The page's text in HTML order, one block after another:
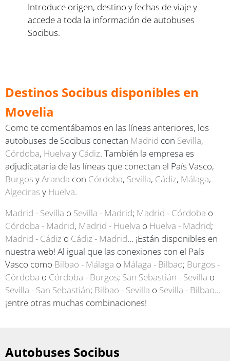
Introduce origen, destino y fechas de viaje y
accede a toda la información de autobuses
Socibus.
Destinos Socibus disponibles en
Movelia
Como te comentábamos en las líneas anteriores, los
autobuses de Socibus conectan Madrid con Sevilla,
Córdoba, Huelva y Cádiz. También la empresa es
adjudicataria de las líneas que conectan el País Vasco,
Burgos yAranda con Córdoba, Sevilla, Cádiz, Málaga,
Algeciras y Huelva.
Madrid - Sevilla o Sevilla - Madrid; Madrid - Córdoba o
Córdoba - Madrid, Madrid - Huelva o Huelva - Madrid;
Madrid - Cádiz o Cádiz - Madrid... ¡Están disponibles en
nuestra web! Al igual que las conexiones con el País
Vasco como Bilbao - Málaga o Málaga - Bilbao; Burgos -
Córdoba o Córdoba - Burgos; San Sebastián - Sevilla o
Sevilla - San Sebastián; Bilbao - Sevilla o Sevilla - Bilbao...
¡entre otras muchas combinaciones!
Autobuses Socibus